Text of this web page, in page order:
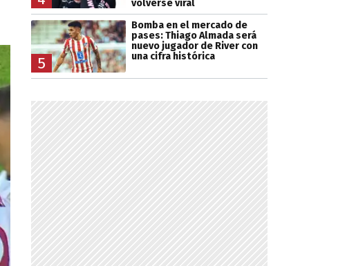
volverse viral
5
Bomba en el mercado de
pases: Thiago Almada será
nuevo jugador de River con
una cifra histórica